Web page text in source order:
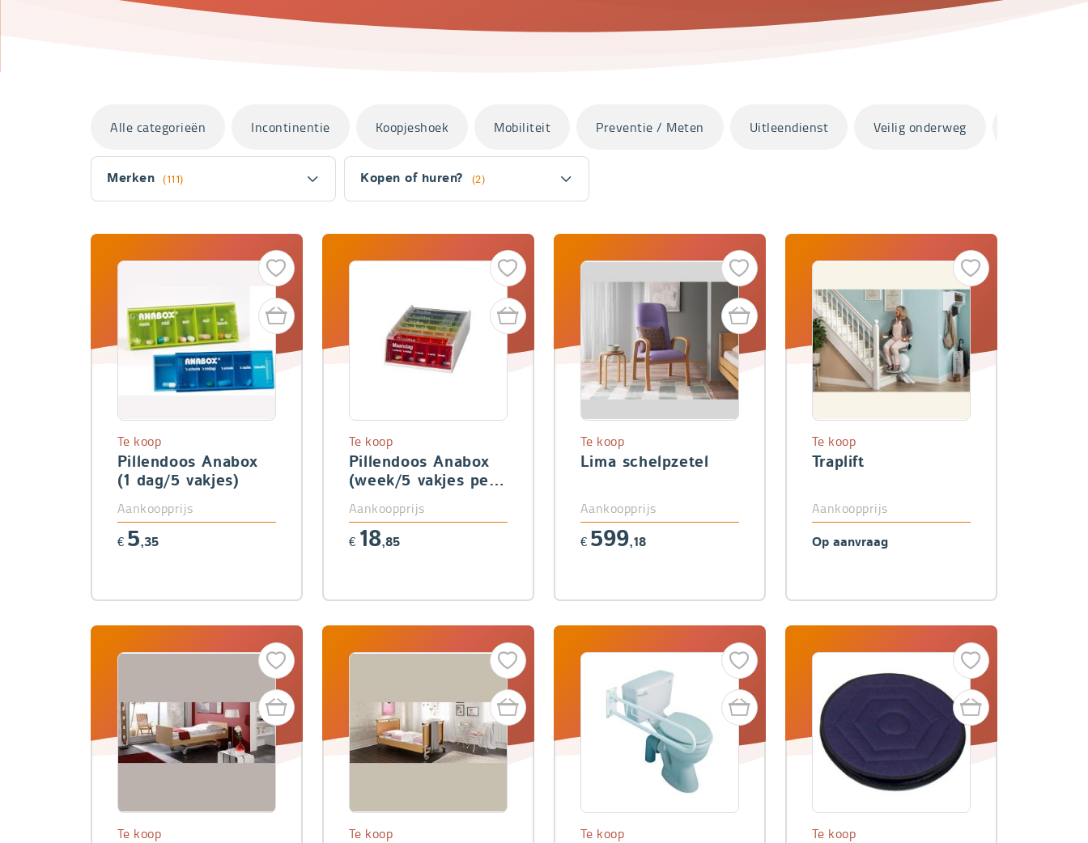
section
Filter
Merken (111) Kopen of huren? (2)
Alle categorieën Incontinentie Koopjeshoek Mobiliteit Preventie / Meten Uitleendienst Veilig onderweg
Producten
Pillendoos Anabox
(1 dag/5 vakjes)
Te koop
Aankoopprijs
€ 5,35
Pillendoos Anabox
(week/5 vakjes per
dag)
Te koop
Aankoopprijs
€ 18,85
Lima schelpzetel
Te koop
Aankoopprijs
€ 599,18
Traplift
Te koop
Aankoopprijs
Op aanvraag
Te koop Te koop Te koop Te koop